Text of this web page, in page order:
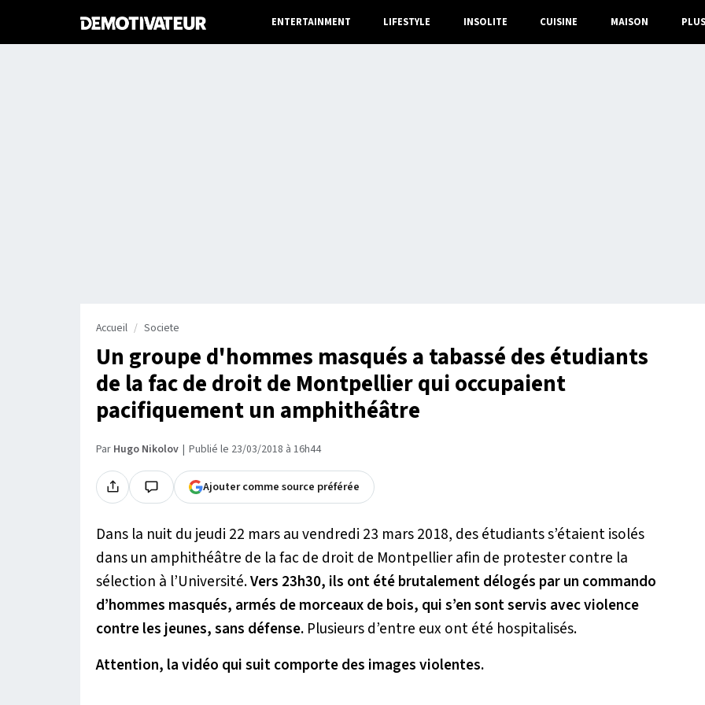
ENTERTAINMENT LIFESTYLE INSOLITE CUISINE MAISON PLUS
Accueil Societe
Un groupe d'hommes masqués a tabassé des étudiants
de la fac de droit de Montpellier qui occupaient
pacifiquement un amphithéâtre
Par Hugo Nikolov Publié le 23/03/2018 à 16h44
Ajouter comme source préférée
Dans la nuit du jeudi 22 mars au vendredi 23 mars 2018, des étudiants s’étaient isolés
dans un amphithéâtre de la fac de droit de Montpellier afin de protester contre la
sélection à l’Université.Vers 23h30, ils ont été brutalement délogés par un commando
d’hommes masqués, armés de morceaux de bois, qui s’en sont servis avec violence
contre les jeunes, sans défense. Plusieurs d’entre eux ont été hospitalisés.
Attention, la vidéo qui suit comporte des images violentes.